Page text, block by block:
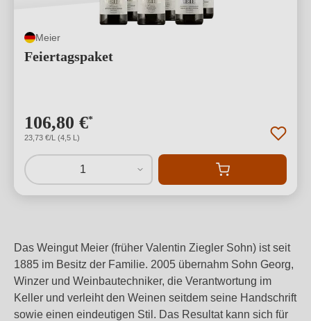
Meier
Feiertagspaket
106,80 €*
23,73 €/L (4,5 L)
1
Das Weingut Meier (früher Valentin Ziegler Sohn) ist seit
1885 im Besitz der Familie. 2005 übernahm Sohn Georg,
Winzer und Weinbautechniker, die Verantwortung im
Keller und verleiht den Weinen seitdem seine Handschrift
sowie einen eindeutigen Stil. Das Resultat kann sich für